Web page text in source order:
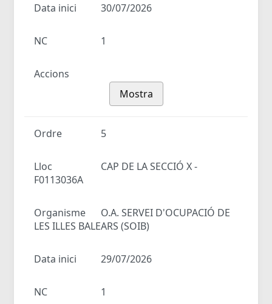
Data inici 30/07/2026
NC 1
Accions
Mostra
Ordre 5
Lloc
CAP DE LA SECCIÓ X -
F0113036A
Organisme
O.A. SERVEI D'OCUPACIÓ DE
LES ILLES BALEARS (SOIB)
Data inici 29/07/2026
NC 1